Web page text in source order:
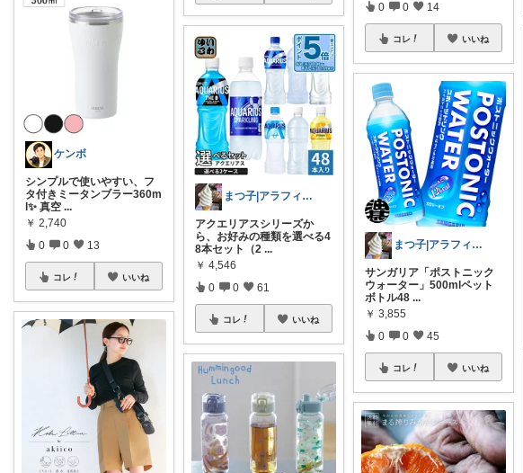
ケンボ
シンプルで使いやすい、フ
タ付きミータンブラー360m
l✨ 真空 ...
￥ 2,740
0 0 13
コレ いいね
まつ子|アラフィフ主婦のときめくモノ
アクエリアスシリーズか
ら、お好みの種類を選べる4
8本セット（2 ...
￥ 4,546
0 0 61
コレ いいね
0 0 14
コレ いいね
まつ子|アラフィフ主婦のときめくモノ
サンガリア「ポストニック
ウォーター」500mlペット
ボトル48 ...
￥ 3,855
0 0 45
コレ いいね